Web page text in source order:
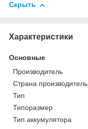
Скрыть
Характеристики
Основные
Производитель
Страна производитель
Тип
Типоразмер
Тип аккумулятора